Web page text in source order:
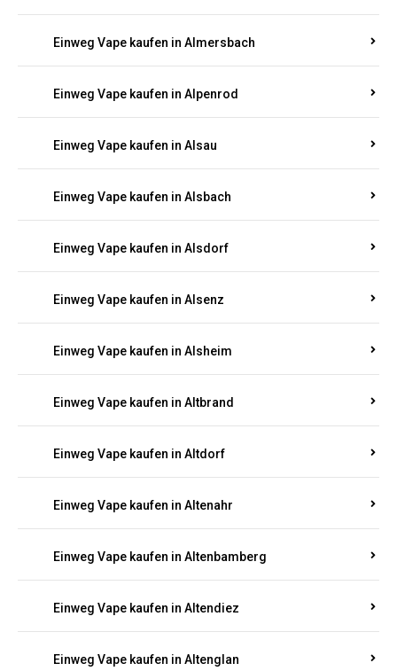
Einweg Vape kaufen in Almersbach
Einweg Vape kaufen in Alpenrod
Einweg Vape kaufen in Alsau
Einweg Vape kaufen in Alsbach
Einweg Vape kaufen in Alsdorf
Einweg Vape kaufen in Alsenz
Einweg Vape kaufen in Alsheim
Einweg Vape kaufen in Altbrand
Einweg Vape kaufen in Altdorf
Einweg Vape kaufen in Altenahr
Einweg Vape kaufen in Altenbamberg
Einweg Vape kaufen in Altendiez
Einweg Vape kaufen in Altenglan